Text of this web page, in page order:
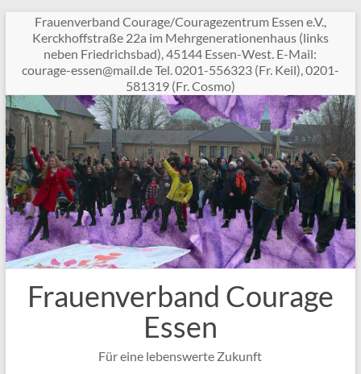
Inhalt
springen
Frauenverband Courage/Couragezentrum Essen e.V.,
Kerckhoffstraße 22a im Mehrgenerationenhaus (links
neben Friedrichsbad), 45144 Essen-West. E-Mail:
ed.li
am@ne
sse-e
garuo
c
Tel. 0201-556323 (Fr. Keil), 0201-
581319 (Fr. Cosmo)
Frauenverband Courage
Essen
Für eine lebenswerte Zukunft